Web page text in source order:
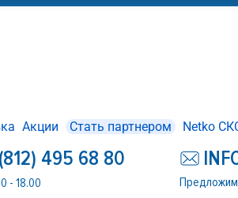
Акции Стать партнером Netko
495 68 80
- 18.00 Предложим